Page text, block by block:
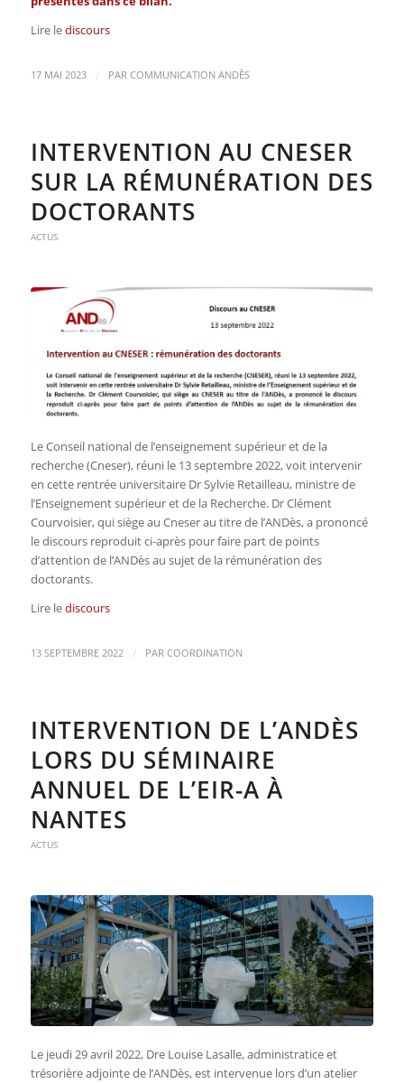
Lire lediscours
17 MAI 2023 / PAR COMMUNICATION ANDÈS
INTERVENTION AU CNESER
SUR LA RÉMUNÉRATION DES
DOCTORANTS
ACTUS
Le Conseil national de l’enseignement supérieur et de la
recherche (Cneser), réuni le 13 septembre 2022, voit intervenir
en cette rentrée universitaire Dr Sylvie Retailleau, ministre de
l’Enseignement supérieur et de la Recherche. Dr Clément
Courvoisier, qui siège au Cneser au titre de l’ANDès, a prononcé
le discours reproduit ci-après pour faire part de points
d’attention de l’ANDès au sujet de la rémunération des
doctorants.
Lire lediscours
13 SEPTEMBRE 2022 / PAR COORDINATION
INTERVENTION DE L’ANDÈS
LORS DU SÉMINAIRE
ANNUEL DE L’EIR-A À
NANTES
ACTUS
Le jeudi 29 avril 2022, Dre Louise Lasalle, administratice et
trésorière adjointe de l’ANDès, est intervenue lors d’un atelier